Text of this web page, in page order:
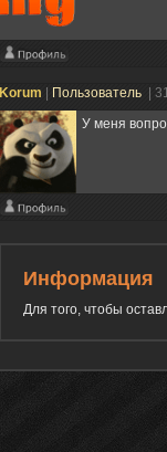
Korum Пользователь
|
У меня
Информация
Для того, чтобы